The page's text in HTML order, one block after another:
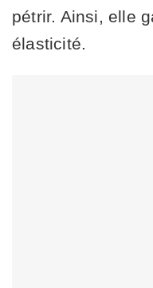
pétrir. Ainsi, elle
élasticité.